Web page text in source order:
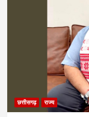
छत्तीसगढ़ राज्य